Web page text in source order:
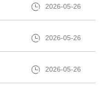
2026-05-26
2026-05-26
2026-05-26